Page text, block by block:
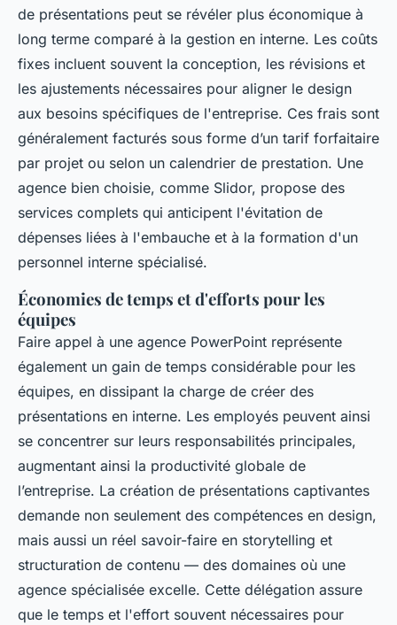
de présentations peut se révéler plus économique à
long terme comparé à la gestion en interne. Les coûts
fixes incluent souvent la conception, les révisions et
les ajustements nécessaires pour aligner le design
aux besoins spécifiques de l'entreprise. Ces frais sont
généralement facturés sous forme d’un tarif forfaitaire
par projet ou selon un calendrier de prestation. Une
agence bien choisie, comme Slidor, propose des
services complets qui anticipent l'évitation de
dépenses liées à l'embauche et à la formation d'un
personnel interne spécialisé.
Économies de temps et d'efforts pour les
équipes
Faire appel à une agence PowerPoint représente
également un gain de temps considérable pour les
équipes, en dissipant la charge de créer des
présentations en interne. Les employés peuvent ainsi
se concentrer sur leurs responsabilités principales,
augmentant ainsi la productivité globale de
l’entreprise. La création de présentations captivantes
demande non seulement des compétences en design,
mais aussi un réel savoir-faire en storytelling et
structuration de contenu — des domaines où une
agence spécialisée excelle. Cette délégation assure
que le temps et l'effort souvent nécessaires pour